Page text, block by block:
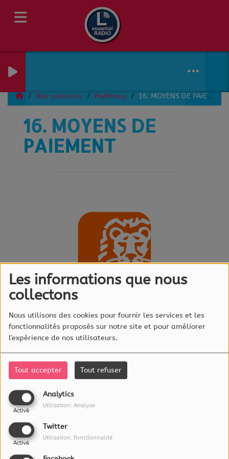
Les informations que nous
collectons
Nous utilisons des cookies pour fournir les services et les
fonctionnalités proposés sur notre site et pour améliorer
l'expérience de nos utilisateurs.
Tout accepter Tout refuser
Analytics
Activé
Utilisation: Analyse
Twitter
Activé
Utilisation: Fonctionnalité
Nos podcasts MyMoney 16. MOYENS DE PAIEMENT
16. MOYENS DE
PAIEMENT
Écouter le podcast
Tout savoir sur les moyens de
paiement avec ING
À PROPOS